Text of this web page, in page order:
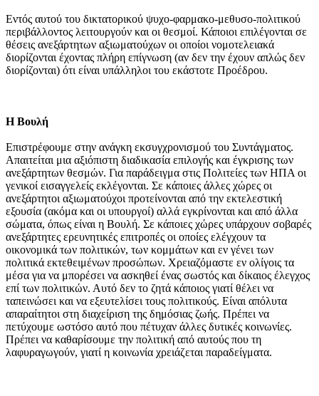
Εντός αυτού του δικτατορικού ψυχο-φαρμακο-μεθυσο-πολιτικού
περιβάλλοντος λειτουργούν και οι θεσμοί. Κάποιοι επιλέγονται σε
θέσεις ανεξάρτητων αξιωματούχων οι οποίοι νομοτελειακά
διορίζονται έχοντας πλήρη επίγνωση (αν δεν την έχουν απλώς δεν
διορίζονται) ότι είναι υπάλληλοι του εκάστοτε Προέδρου.
Η Βουλή
Επιστρέφουμε στην ανάγκη εκσυγχρονισμού του Συντάγματος.
Απαιτείται μια αξιόπιστη διαδικασία επιλογής και έγκρισης των
ανεξάρτητων θεσμών. Για παράδειγμα στις Πολιτείες των ΗΠΑ οι
γενικοί εισαγγελείς εκλέγονται. Σε κάποιες άλλες χώρες οι
ανεξάρτητοι αξιωματούχοι προτείνονται από την εκτελεστική
εξουσία (ακόμα και οι υπουργοί) αλλά εγκρίνονται και από άλλα
σώματα, όπως είναι η Βουλή. Σε κάποιες χώρες υπάρχουν σοβαρές
ανεξάρτητες ερευνητικές επιτροπές οι οποίες ελέγχουν τα
οικονομικά των πολιτικών, των κομμάτων και εν γένει των
πολιτικά εκτεθειμένων προσώπων. Χρειαζόμαστε εν ολίγοις τα
μέσα για να μπορέσει να ασκηθεί ένας σωστός και δίκαιος έλεγχος
επί των πολιτικών. Αυτό δεν το ζητά κάποιος γιατί θέλει να
ταπεινώσει και να εξευτελίσει τους πολιτικούς. Είναι απόλυτα
απαραίτητοι στη διαχείριση της δημόσιας ζωής. Πρέπει να
πετύχουμε ωστόσο αυτό που πέτυχαν άλλες δυτικές κοινωνίες.
Πρέπει να καθαρίσουμε την πολιτική από αυτούς που τη
λαφυραγωγούν, γιατί η κοινωνία χρειάζεται παραδείγματα.